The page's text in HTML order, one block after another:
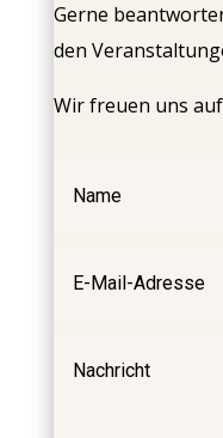
Gerne
den
Wir freuen uns auf